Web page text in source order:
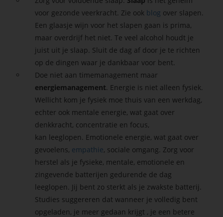
voor gezonde veerkracht. Zie ook blog over slapen.
Een glaasje wijn voor het slapen gaan is prima,
maar overdrijf het niet. Te veel alcohol houdt je
juist uit je slaap. Sluit de dag af door je te richten
op de dingen waar je dankbaar voor bent.
Doe niet aan timemanagement maar
energiemanagement. Energie is niet alleen fysiek.
Wellicht kom je fysiek moe thuis van een werkdag,
echter ook mentale energie, wat gaat over
denkkracht, concentratie en focus,
kan leeglopen. Emotionele energie, wat gaat over
gevoelens, empathie, sociale omgang. Zorg voor
herstel als je fysieke, mentale, emotionele en
zingevende batterijen gedurende de dag
leeglopen. Jij bent zo sterkt als je zwakste batterij.
Studies suggereren dat wanneer je volledig bent
opgeladen, je meer gedaan krijgt , je een betere